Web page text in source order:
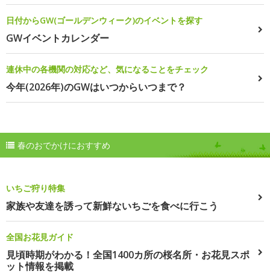
日付からGW(ゴールデンウィーク)のイベントを探す
GWイベントカレンダー
連休中の各機関の対応など、気になることをチェック
今年(2026年)のGWはいつからいつまで？
春のおでかけにおすすめ
いちご狩り特集
家族や友達を誘って新鮮ないちごを食べに行こう
全国お花見ガイド
見頃時期がわかる！全国1400カ所の桜名所・お花見スポ
ット情報を掲載